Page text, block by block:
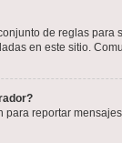
de reglas
en este sitio.
reportar